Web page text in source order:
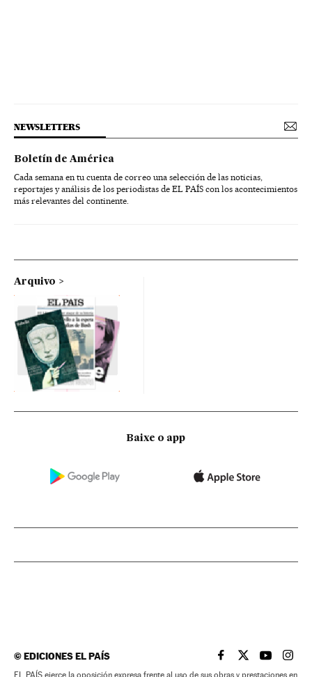
NEWSLETTERS
Boletín de América
Cada semana en tu cuenta de correo una selección de las noticias,
reportajes y análisis de los periodistas de EL PAÍS con los acontecimientos
más relevantes del continente.
Arquivo
Baixe o app
©EDICIONES EL PAÍS EL PAÍS BRASIL EN
EL PAÍSEL PAÍS
EL